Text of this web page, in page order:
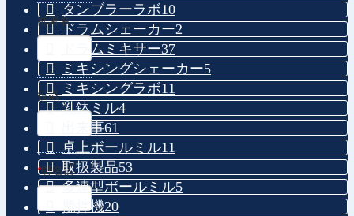
部署名
役職
*御名前
タンブラーラボ10
ドラムシェーカー2
ドラムミキサー37
ミキシングシェーカー5
ミキシングラボ11
乳鉢ミル4
出来事61
卓上ボールミル11
取扱製品53
多連型ボールミル5
攪拌機20